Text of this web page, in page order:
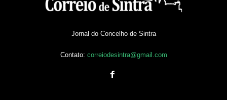
Jornal do Concelho de Sintra
Contato: correiodesintra@gmail.com